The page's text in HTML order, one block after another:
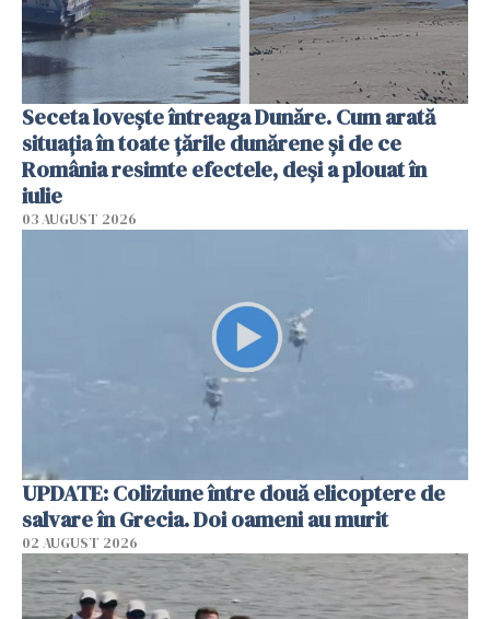
Seceta lovește întreaga Dunăre. Cum arată
situația în toate țările dunărene și de ce
România resimte efectele, deși a plouat în
iulie
03 AUGUST 2026
UPDATE: Coliziune între două elicoptere de
salvare în Grecia. Doi oameni au murit
02 AUGUST 2026